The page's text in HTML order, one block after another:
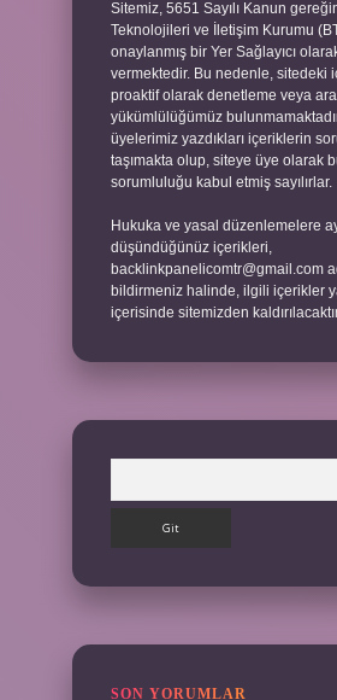
Sitemiz, 5651 Sayılı Kanun
Teknolojileri ve İletişim Kurumu
onaylanmış bir Yer Sağlayıcı
vermektedir. Bu nedenle, sitedeki
proaktif olarak denetleme veya
yükümlülüğümüz
üyelerimiz yazdıkları içeriklerin
taşımakta olup, siteye üye olarak
sorumluluğu kabul etmiş sayılırlar.
Hukuka ve yasal düzenlemelere
düşündüğünüz içerikleri,
backlinkpanelicomtr@gmail.com
bildirmeniz halinde, ilgili içerikler
içerisinde sitemizden
SON YORUMLAR